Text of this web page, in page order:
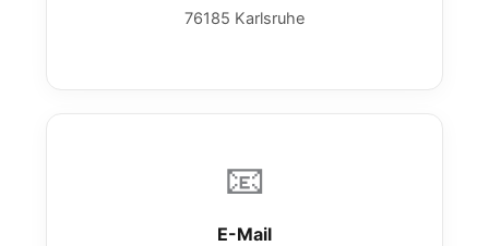
76185 Karlsruhe
📧
E-Mail